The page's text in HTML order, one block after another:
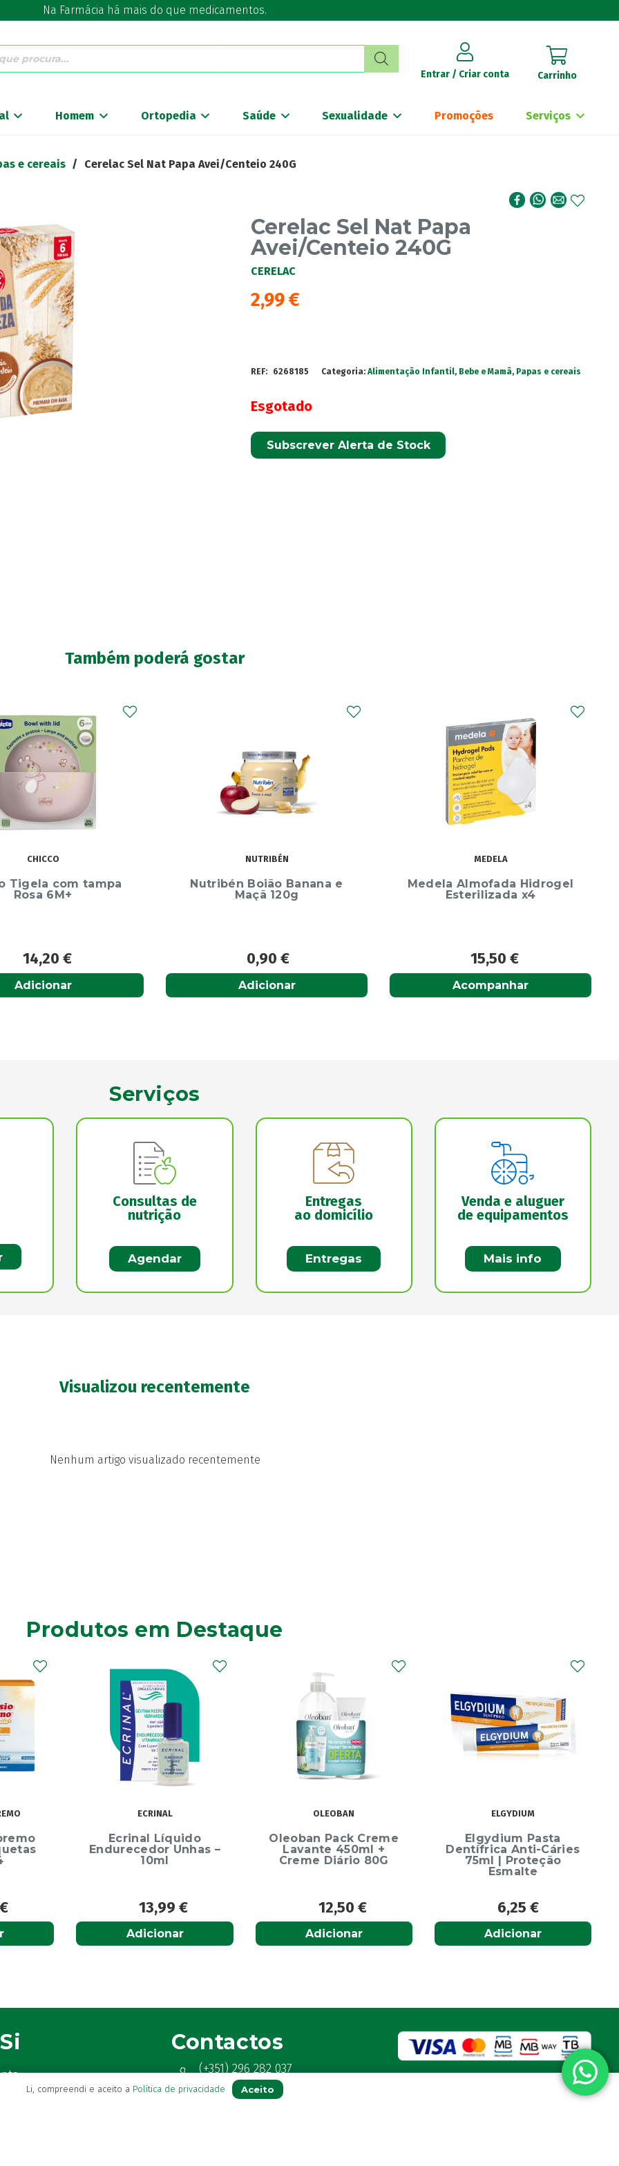
Na Farmácia há mais do que medicamentos.
Entrar / Criar conta Carrinho
Homem Ortopedia Saúde Sexualidade Promoções Serviços
e cereais / Cerelac Sel Nat Papa Avei/Centeio 240G
Cerelac Sel Nat Papa
Avei/Centeio 240G
CERELAC
2,99€
REF: 6268185 Categoria: Alimentação Infantil, Bebe e Mamã, Papas e cereais
Esgotado
Subscrever Alerta de Stock
Também poderá gostar
NUTRIBÉN
Boião Banana e
Maçã 120g
0,90€
Adicionar
MEDELA
Medela Almofada Hidrogel
Esterilizada x4
15,50€
Acompanhar
CHICCO
Chicco Clip de Chupeta com
Corrente Rosa
9,50€
Acompanhar
Serviços
Consultas de
nutrição
Agendar
Entregas
ao domicílio
Entregas
Venda e aluguer
de equipamentos
Mais info
Visualizou recentemente
Nenhum artigo visualizado recentemente
Produtos em Destaque
–
€
OLEOBAN
Oleoban Pack Creme
Lavante 450ml +
Creme Diário 80G
12,50 €
Adicionar
ELGYDIUM
Elgydium Pasta
Dentífrica Anti-Cáries
75ml | Proteção
6,25€
Adicionar
CURAPROX
Curaprox Surgical
Escova Dentes Mega
Soft
6,65€
Adicionar
receita
Contactos
(+351) 296 282 037
Chamada para a rede fixa nacional
Li, compreendi e aceito a Política de privacidade Aceito